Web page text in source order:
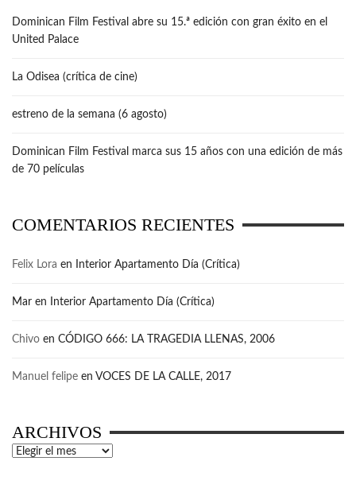
Dominican Film Festival abre su 15.ª edición con gran éxito en el
United Palace
La Odisea (crítica de cine)
estreno de la semana (6 agosto)
Dominican Film Festival marca sus 15 años con una edición de más
de 70 películas
COMENTARIOS RECIENTES
Felix Lora en Interior Apartamento Día (Crítica)
Mar en Interior Apartamento Día (Crítica)
Chivo en CÓDIGO 666: LA TRAGEDIA LLENAS, 2006
Manuel felipe en VOCES DE LA CALLE, 2017
ARCHIVOS
Archivos